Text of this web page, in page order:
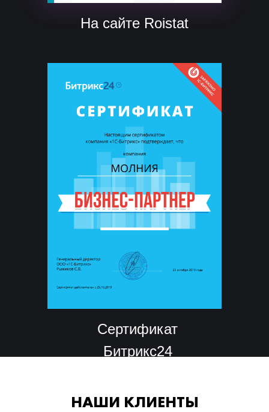
На сайте Roistat
Сертификат
Битрикс24
НАШИ КЛИЕНТЫ